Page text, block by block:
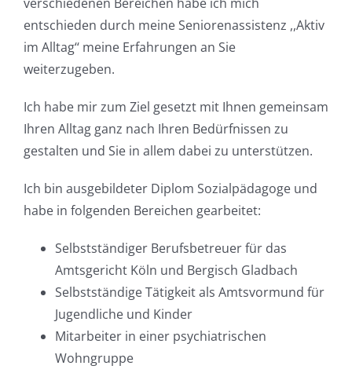
entschieden durch meine Seniorenassistenz ,,Aktiv
im Alltag‘‘ meine Erfahrungen an Sie
weiterzugeben.
Ich habe mir zum Ziel gesetzt mit Ihnen gemeinsam
Ihren Alltag ganz nach Ihren Bedürfnissen zu
gestalten und Sie in allem dabei zu unterstützen.
Ich bin ausgebildeter Diplom Sozialpädagoge und
habe in folgenden Bereichen gearbeitet:
Selbstständiger Berufsbetreuer für das
Amtsgericht Köln und Bergisch Gladbach
Selbstständige Tätigkeit als Amtsvormund für
Jugendliche und Kinder
Mitarbeiter in einer psychiatrischen
Wohngruppe